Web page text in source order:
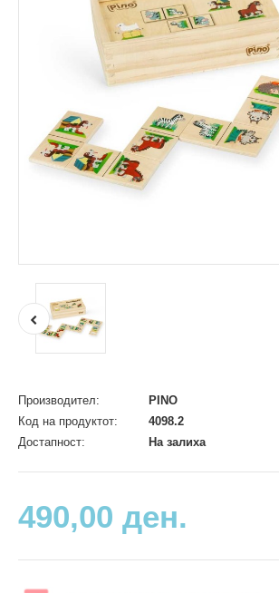
Производител:
PINO
Код на продуктот:
4098.2
Достапност:
На залиха
490,00 ден.